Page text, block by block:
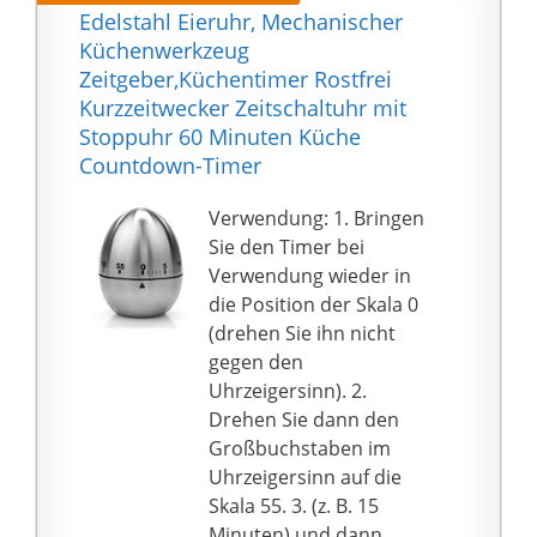
TOUCH: Diese Eieruhr
besteht aus
strapazierfähigem
Kunststoff und ist
äußerst präzise. Dank
der eleganten
roségoldfarbenen
Beschichtung ist sie
trendy und sieht in
jeder Küche edel aus
PRÄZISION, DIE STOLZ
MACHT: Es werden
keine Kabel oder
Batterien benötigt –
dieser herkömmliche
Küchentimer
funktioniert
vollkommen
eigenständig. Ein
Edelstahl Eieruhr, Mechanischer
Küchenwerkzeug
Zeitgeber,Küchentimer Rostfrei
Kurzzeitwecker Zeitschaltuhr mit
Stoppuhr 60 Minuten Küche
Countdown-Timer
Verwendung: 1. Bringen
Sie den Timer bei
Verwendung wieder in
die Position der Skala 0
(drehen Sie ihn nicht
gegen den
Uhrzeigersinn). 2.
Drehen Sie dann den
Großbuchstaben im
Uhrzeigersinn auf die
Skala 55. 3. (z. B. 15